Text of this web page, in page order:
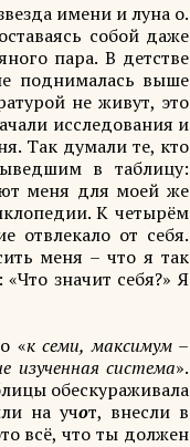
имени и луна о.
собой даже
пара. В детстве
поднималась выше
не живут, это
исследования и
Так думали те, кто
в таблицу:
меня для моей же
К четырём
отвлекало от себя.
меня – что я так
значит себя?» Я
«к семи, максимум –
изученная система».
обескураживала
на учот, внесли в
всё, что ты должен